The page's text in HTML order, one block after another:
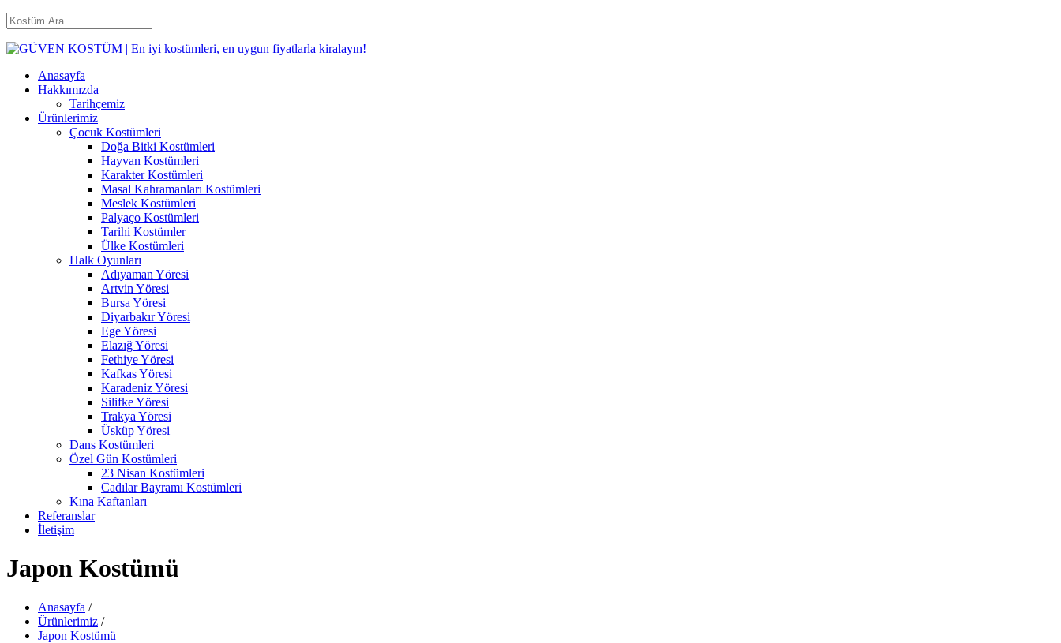
Anasayfa
Hakkımızda
Tarihçemiz
Ürünlerimiz
Çocuk Kostümleri
Doğa Bitki Kostümleri
Hayvan Kostümleri
Karakter Kostümleri
Masal Kahramanları Kostümleri
Meslek Kostümleri
Palyaço Kostümleri
Tarihi Kostümler
Ülke Kostümleri
Halk Oyunları
Adıyaman Yöresi
Artvin Yöresi
Bursa Yöresi
Diyarbakır Yöresi
Ege Yöresi
Elazığ Yöresi
Fethiye Yöresi
Kafkas Yöresi
Karadeniz Yöresi
Silifke Yöresi
Trakya Yöresi
Üsküp Yöresi
Dans Kostümleri
Özel Gün Kostümleri
23 Nisan Kostümleri
Cadılar Bayramı Kostümleri
Kına Kaftanları
Referanslar
İletişim
Japon Kostümü
Anasayfa /
Ürünlerimiz /
Japon Kostümü